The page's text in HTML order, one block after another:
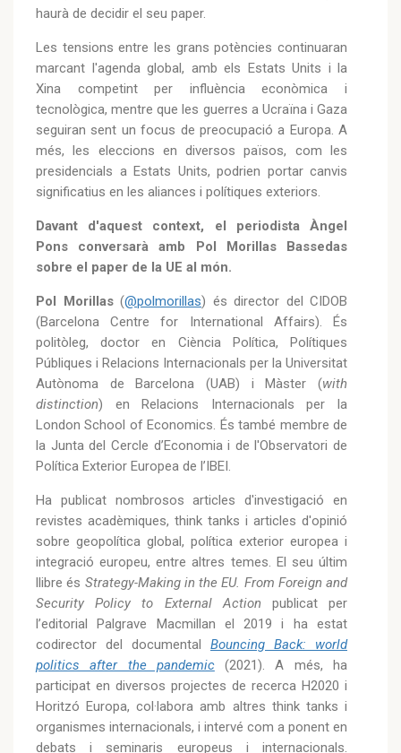
haurà de decidir el seu paper.
Les tensions entre les grans potències continuaran
marcant l'agenda global, amb els Estats Units i la
Xina competint per influència econòmica i
tecnològica, mentre que les guerres a Ucraïna i Gaza
seguiran sent un focus de preocupació a Europa. A
més, les eleccions en diversos països, com les
presidencials a Estats Units, podrien portar canvis
significatius en les aliances i polítiques exteriors.
Davant d'aquest context, el periodista Àngel
Pons conversarà amb Pol Morillas Bassedas
sobre el paper de la UE al món.
Pol Morillas (@polmorillas) és director del CIDOB
(Barcelona Centre for International Affairs). És
politòleg, doctor en Ciència Política, Polítiques
Públiques i Relacions Internacionals per la Universitat
Autònoma de Barcelona (UAB) i Màster (with
distinction) en Relacions Internacionals per la
London School of Economics. És també membre de
la Junta del Cercle d’Economia i de l'Observatori de
Política Exterior Europea de l’IBEI.
Ha publicat nombrosos articles d'investigació en
revistes acadèmiques, think tanks i articles d'opinió
sobre geopolítica global, política exterior europea i
integració europeu, entre altres temes. El seu últim
llibre és Strategy-Making in the EU. From Foreign and
Security Policy to External Action publicat per
l’editorial Palgrave Macmillan el 2019 i ha estat
codirector del documental Bouncing Back: world
politics after the pandemic(2021). A més, ha
participat en diversos projectes de recerca H2020 i
Horitzó Europa, col·labora amb altres think tanks i
organismes internacionals, i intervé com a ponent en
debats i seminaris europeus i internacionals.